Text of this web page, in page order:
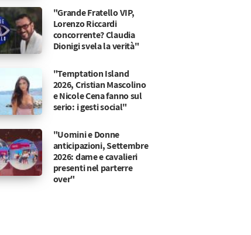
"Grande Fratello VIP,
Lorenzo Riccardi
concorrente? Claudia
Dionigi svela la verità"
"Temptation Island
2026, Cristian Mascolino
e Nicole Cena fanno sul
serio: i gesti social"
"Uomini e Donne
anticipazioni, Settembre
2026: dame e cavalieri
presenti nel parterre
over"